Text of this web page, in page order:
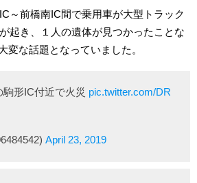
～前橋南IC間で乗用車が大型トラック
起き、１人の遺体が見つかったことな
変な話題となっていました。
形IC付近で火災 pic.twitter.com/DR
April 23, 2019